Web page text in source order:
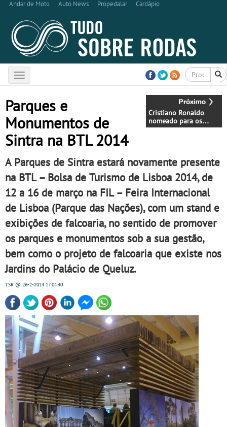
Andar de Moto Auto News Propedalar Cardápio
Toggle
navigation
Cristiano Ronaldo
nomeado para os
Laureus World Sports
Parques e
Monumentos de
Sintra na BTL 2014
A Parques de Sintra estará novamente presente
na BTL – Bolsa de Turismo de Lisboa 2014, de
12 a 16 de março na FIL – Feira Internacional
de Lisboa (Parque das Nações), com um stand e
exibições de falcoaria, no sentido de promover
os parques e monumentos sob a sua gestão,
bem como o projeto de falcoaria que existe nos
Jardins do Palácio de Queluz.
TSR @ 26-2-201417:04:40